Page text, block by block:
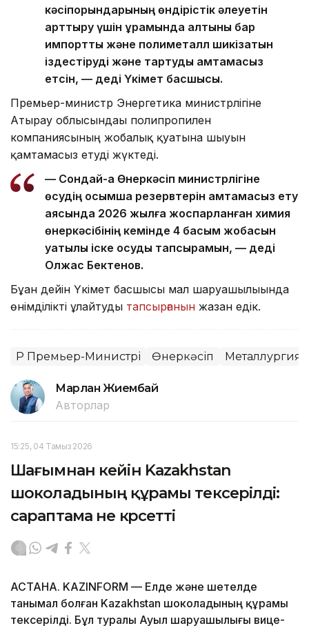
кәсіпорындарының өндірістік әлеуетін
арттыру үшін құрамында алтыны бар
импорттық және полиметалл шикізатын
іздестіруді және тартуды қамтамасыз
етсін, — деді Үкімет басшысы.
Премьер-министр Энергетика министрлігіне
Атырау облысындағы полипропилен
компаниясының жобалық қуатына шығуын
қамтамасыз етуді жүктеді.
— Сондай-ақ Өнеркәсіп министрлігіне
өсудің қосымша резервтерін қамтамасыз ету
аясында 2026 жылға жоспарланған химия
өнеркәсібінің кемінде 4 басым жобасын
уақтылы іске қосуды тапсырамын, — деді
Олжас Бектенов.
Бұған дейін Үкімет басшысы мал шаруашылығында
өнімділікті ұлғайтуды тапсырғанын жазған едік.
ҚР Премьер-Министрі Өнеркәсіп Металлургия
Марлан Жиембай
Авторлар
15:25, 04 Тамыз 2026
Шағымнан кейін Kazakhstan
шоколадының құрамы тексерілді:
сараптама не көрсетті
АСТАНА. KAZINFORM — Елде және шетелде
танымал болған Kazakhstan шоколадының құрамы
тексерілді. Бұл туралы Ауыл шаруашылығы вице-